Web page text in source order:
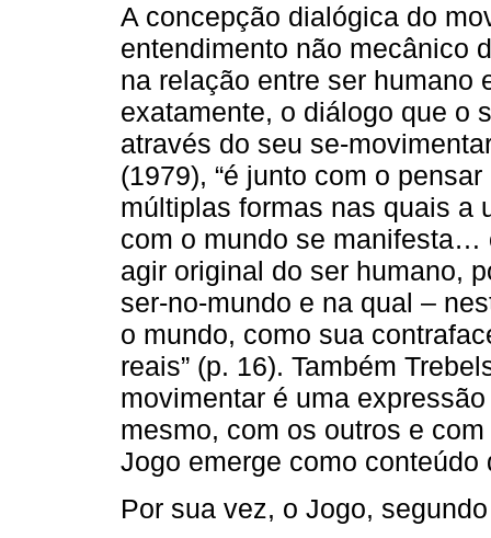
A concepção dialógica do
entendimento não mecânico
na relação entre ser humano
exatamente, o diálogo que o
através do seu se-
(1979), “é junto com o
múltiplas formas nas quais a
com o mundo se manifesta…
agir original do ser humano,
ser-no-mundo e na qual –
o mundo, como sua
reais” (p. 16). Também
movimentar é uma
mesmo, com os outros e
Jogo emerge como
Por sua vez, o Jogo,